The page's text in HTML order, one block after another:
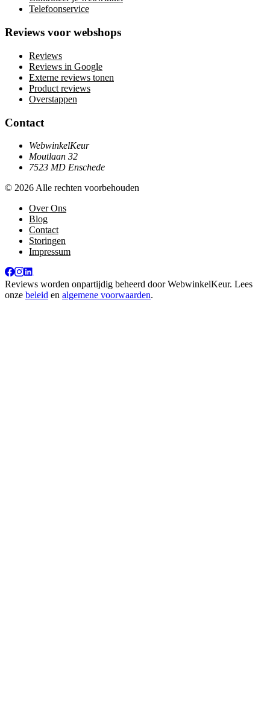
Telefoonservice
Reviews voor webshops
Reviews
Reviews in Google
Externe reviews tonen
Product reviews
Overstappen
Contact
WebwinkelKeur
Moutlaan 32
7523 MD Enschede
© 2026 Alle rechten voorbehouden
Over Ons
Blog
Contact
Storingen
Impressum
Reviews worden onpartijdig beheerd doorWebwinkelKeur. Lees
onze beleid en algemene voorwaarden.